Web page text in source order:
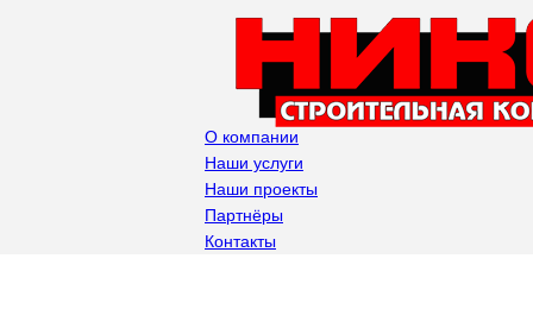
О компании
Наши услуги
Наши проекты
Партнёры
Контакты